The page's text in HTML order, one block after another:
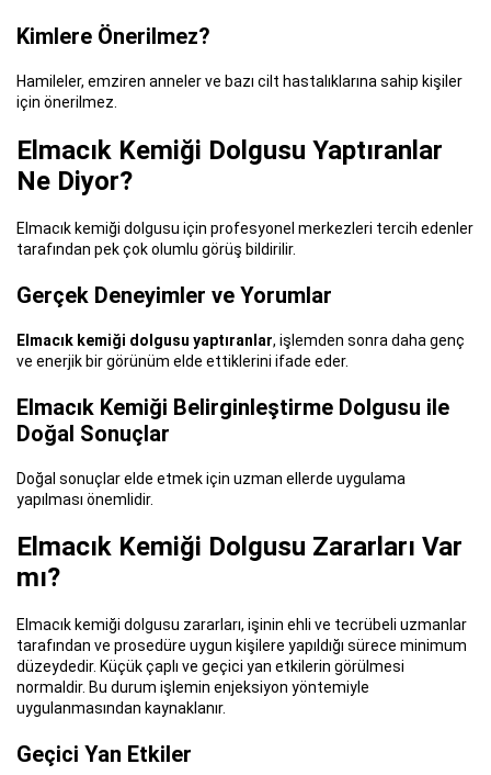
Kimlere Önerilmez?
Hamileler, emziren anneler ve bazı cilt hastalıklarına sahip kişiler
için önerilmez.
Elmacık Kemiği Dolgusu Yaptıranlar
Ne Diyor?
Elmacık kemiği dolgusu için profesyonel merkezleri tercih edenler
tarafından pek çok olumlu görüş bildirilir.
Gerçek Deneyimler ve Yorumlar
Elmacık kemiği dolgusu yaptıranlar, işlemden sonra daha genç
ve enerjik bir görünüm elde ettiklerini ifade eder.
Elmacık Kemiği Belirginleştirme Dolgusu ile
Doğal Sonuçlar
Doğal sonuçlar elde etmek için uzman ellerde uygulama
yapılması önemlidir.
Elmacık Kemiği Dolgusu Zararları Var
mı?
Elmacık kemiği dolgusu zararları, işinin ehli ve tecrübeli uzmanlar
tarafından ve prosedüre uygun kişilere yapıldığı sürece minimum
düzeydedir. Küçük çaplı ve geçici yan etkilerin görülmesi
normaldir. Bu durum işlemin enjeksiyon yöntemiyle
uygulanmasından kaynaklanır.
Geçici Yan Etkiler